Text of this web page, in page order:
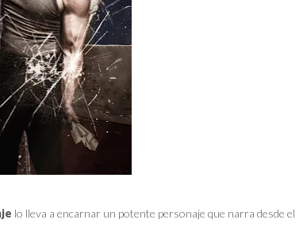
lo lleva a encarnar un potente personaje que narra desde el